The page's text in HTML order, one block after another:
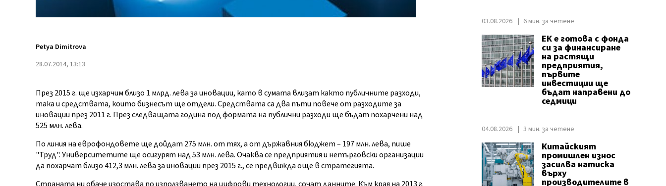
Petya Dimitrova
28.07.2014, 13:13
През 2015 г. ще изхарчим близо 1 млрд. лева за иновации, като в сумата влизат както публичните разходи,
така и средствата, които бизнесът ще отдели. Средствата са два пъти повече от разходите за
иновации през 2011 г. През следващата година под формата на публични разходи ще бъдат похарчени над
525 млн. лева.
По линия на еврофондовете ще дойдат 275 млн. от тях, а от държавния бюджет – 197 млн. лева, пише
"Труд". Университетите ще осигурят над 53 млн. лева. Очаква се предприятия и нетърговски организации
да похарчат близо 412,3 млн. лева за иновации през 2015 г., се предвижда още в стратегията.
03.08.2026 6 мин. за четене
ЕК е готова с фонда
си за финансиране
на растящи
предприятия,
първите
инвестиции ще
бъдат направени до
седмици
04.08.2026 3 мин. за четене
Китайският
промишлен износ
засилва натиска
върху
производителите в